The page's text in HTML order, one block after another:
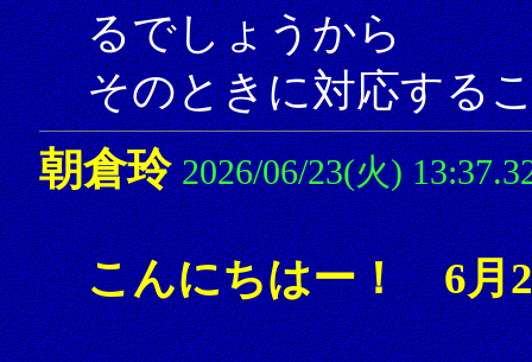
るでしょうから
そのときに対応する
朝倉玲 2026/06/23(火)
こんにちはー！ 6月